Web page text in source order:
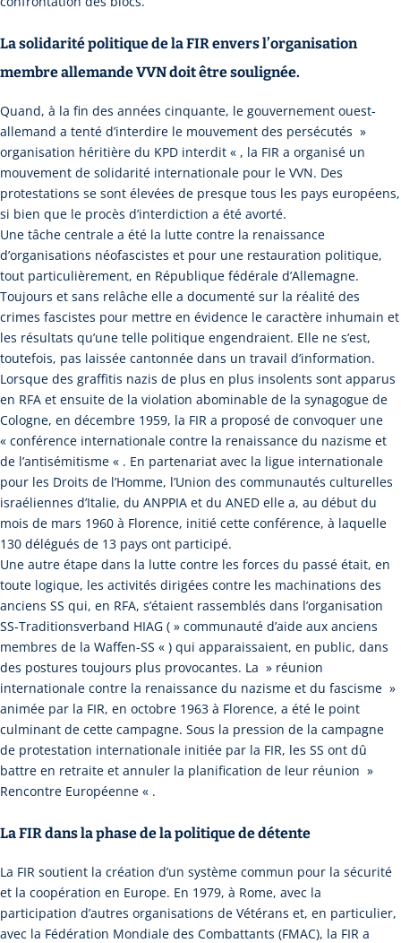
La solidarité politique de la FIR envers l’organisation
membre allemande VVN doit être soulignée.
Quand, à la fin des années cinquante, le gouvernement ouest-
allemand a tenté d’interdire le mouvement des persécutés »
organisation héritière du KPD interdit « , la FIR a organisé un
mouvement de solidarité internationale pour le VVN. Des
protestations se sont élevées de presque tous les pays européens,
si bien que le procès d’interdiction a été avorté.
Une tâche centrale a été la lutte contre la renaissance
d’organisations néofascistes et pour une restauration politique,
tout particulièrement, en République fédérale d’Allemagne.
Toujours et sans relâche elle a documenté sur la réalité des
crimes fascistes pour mettre en évidence le caractère inhumain et
les résultats qu’une telle politique engendraient. Elle ne s’est,
toutefois, pas laissée cantonnée dans un travail d’information.
Lorsque des graffitis nazis de plus en plus insolents sont apparus
en RFA et ensuite de la violation abominable de la synagogue de
Cologne, en décembre 1959, la FIR a proposé de convoquer une
« conférence internationale contre la renaissance du nazisme et
de l’antisémitisme « . En partenariat avec la ligue internationale
pour les Droits de l’Homme, l’Union des communautés culturelles
israéliennes d’Italie, du ANPPIA et du ANED elle a, au début du
mois de mars 1960 à Florence, initié cette conférence, à laquelle
130 délégués de 13 pays ont participé.
Une autre étape dans la lutte contre les forces du passé était, en
toute logique, les activités dirigées contre les machinations des
anciens SS qui, en RFA, s’étaient rassemblés dans l’organisation
SS-Traditionsverband HIAG ( » communauté d’aide aux anciens
membres de la Waffen-SS « ) qui apparaissaient, en public, dans
des postures toujours plus provocantes. La » réunion
internationale contre la renaissance du nazisme et du fascisme »
animée par la FIR, en octobre 1963 à Florence, a été le point
culminant de cette campagne. Sous la pression de la campagne
de protestation internationale initiée par la FIR, les SS ont dû
battre en retraite et annuler la planification de leur réunion »
Rencontre Européenne « .
La FIR dans la phase de la politique de détente
La FIR soutient la création d’un système commun pour la sécurité
et la coopération en Europe. En 1979, à Rome, avec la
participation d’autres organisations de Vétérans et, en particulier,
avec la Fédération Mondiale des Combattants (FMAC), la FIR a